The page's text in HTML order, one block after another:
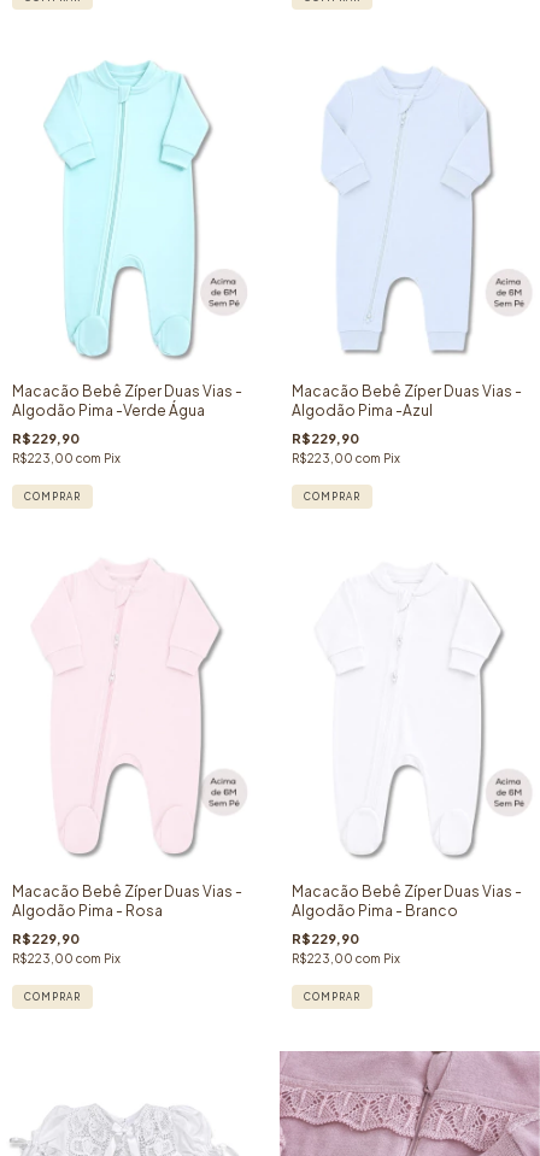
Macacão Bebê Zíper Duas Vias -
Algodão Pima -Verde Água
R$229,90
R$223,00 com Pix
COMPRAR
Macacão Bebê Zíper Duas Vias -
Algodão Pima -Azul
R$229,90
R$223,00 com Pix
COMPRAR
Macacão Bebê Zíper Duas Vias -
Algodão Pima - Rosa
R$229,90
R$223,00 com Pix
COMPRAR
Macacão Bebê Zíper Duas Vias -
Algodão Pima - Branco
R$229,90
R$223,00 com Pix
COMPRAR